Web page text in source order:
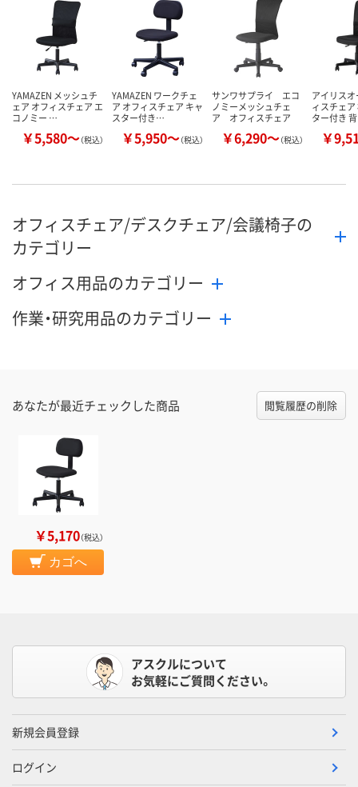
YAMAZEN メッシュチ
ェア オフィスチェア エ
コノミー …
￥5,580～（税込）
YAMAZEN ワークチェ
ア オフィスチェア キャ
スター付き…
￥5,950～（税込）
サンワサプライ エコ
ノミーメッシュチェ
ア オフィスチェア
￥6,290～（税込）
アイリス
ィスチェ
ター付き
￥
オフィスチェア/デスクチェア/会議椅子の
カテゴリー
オフィス用品のカテゴリー
作業・研究用品のカテゴリー
あなたが最近チェックした商品 閲覧履歴の削除
￥5,170（税込）
カゴへ
アスクルについて
お気軽にご質問ください。
新規会員登録
ログイン